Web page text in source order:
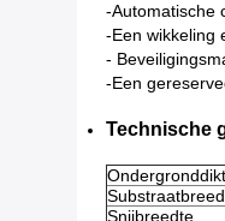
-Automatische
-Een wikkeling
-
-Een
Technische
Snijbreedte